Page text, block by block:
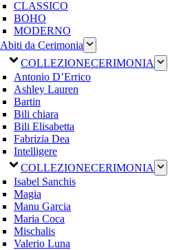
CLASSICO
BOHO
MODERNO
Abiti da Cerimonia
COLLEZIONECERIMONIA
Antonio D’Errico
Ashley Lauren
Bartin
Bili chiara
Bili Elisabetta
Fabrizia Dea
Intelligere
COLLEZIONECERIMONIA
Isabel Sanchis
Magia
Manu Garcia
Maria Coca
Mischalis
Valerio Luna